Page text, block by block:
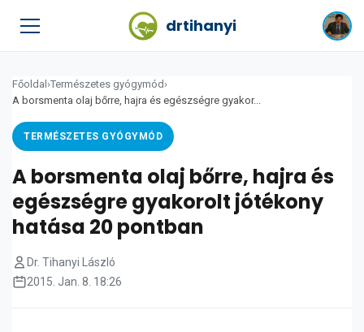
drtihanyi
Főoldal ›Természetes gyógymód ›
A borsmenta olaj bőrre, hajra és egészségre gyakor...
TERMÉSZETES GYÓGYMÓD
A borsmenta olaj bőrre, hajra és
egészségre gyakorolt jótékony
hatása 20 pontban
Dr. Tihanyi László
2015. Jan. 8. 18:26